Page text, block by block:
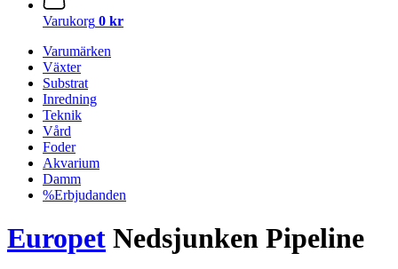
Varukorg 0 kr
Varumärken
Växter
Substrat
Inredning
Teknik
Vård
Foder
Akvarium
Damm
%Erbjudanden
Europet Nedsjunken Pipeline